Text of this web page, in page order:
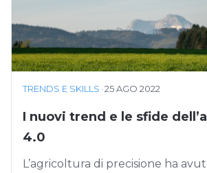
TRENDS E SKILLS ·25 AGO 2022
I nuovi trend e le sfide
4.0
L’agricoltura di precisione ha